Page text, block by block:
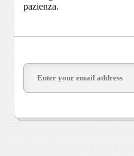
pazienza.